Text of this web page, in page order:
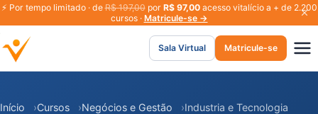
⚡ Por tempo limitado · deR$ 197,00por R$ 97,00acesso vitalício a + de 2.200
cursos · Matricule-se →
Sala Virtual Matricule-se
Início Cursos Negócios e Gestão Industria e Tecnologia